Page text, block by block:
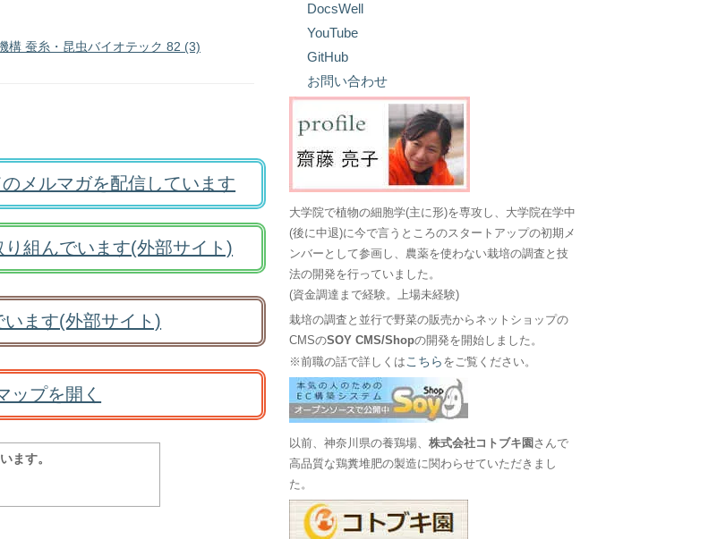
構 蚕糸・昆虫バイオテック 82 (3)
メルマガを配信しています
組んでいます(外部サイト)
ます(外部サイト)
ップを開く
ます。
DocsWell
YouTube
GitHub
お問い合わせ
大学院で植物の細胞学(主に形)を専攻し、大学院在学中
(後に中退)に今で言うところのスタートアップの初期メ
ンバーとして参画し、農薬を使わない栽培の調査と技
法の開発を行っていました。
(資金調達まで経験。上場未経験)
栽培の調査と並行で野菜の販売からネットショップの
CMSのSOY CMS/Shopの開発を開始しました。
※前職の話で詳しくは こちら をご覧ください。
以前、神奈川県の養鶏場、株式会社コトブキ園 さんで
高品質な鶏糞堆肥の製造に関わらせていただきまし
た。